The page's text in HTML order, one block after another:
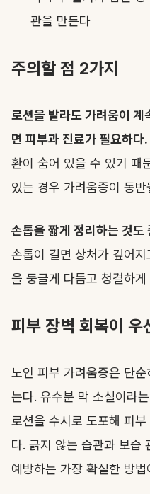
관을 만든다
주의할 점 2가지
로션을 발라도 가려움이 계
면 피부과 진료가 필요하다.
환이 숨어 있을 수 있기 때
있는 경우 가려움증이 동반
손톱을 짧게 정리하는 것도
손톱이 길면 상처가 깊어
을 둥글게 다듬고 청결하게
피부 장벽 회복이 우
노인 피부 가려움증은 단
는다. 유수분 막 소실이라
로션을 수시로 도포해 피부
다. 긁지 않는 습관과 보습
예방하는 가장 확실한 방법